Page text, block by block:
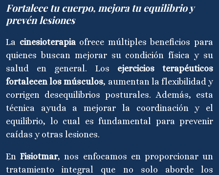
Fortalece tu cuerpo, mejora tu equilibrio y
prevén lesiones
La cinesioterapia ofrece múltiples beneficios para
quienes buscan mejorar su condición física y su
salud en general. Los ejercicios terapéuticos
fortalecen los músculos, aumentan la flexibilidad y
corrigen desequilibrios posturales. Además, esta
técnica ayuda a mejorar la coordinación y el
equilibrio, lo cual es fundamental para prevenir
caídas y otras lesiones.
EnFisiotmar, nos enfocamos en proporcionar un
tratamiento integral que no solo aborde los